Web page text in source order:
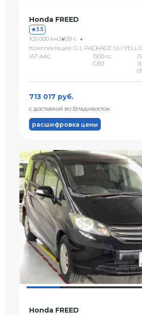
Honda FREED
3.5
103 000 км2009 г.
Комплектация: G L PACKAGE ULI
IAT AAC
1500 сс
GB3
713 017 руб.
с доставкой во Владивосток
расшифровка цены
Honda FREED